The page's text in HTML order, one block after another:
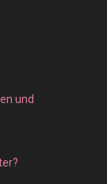
und